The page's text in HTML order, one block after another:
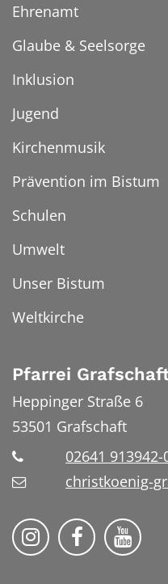
Ehrenamt
Glaube & Seelsorge
Inklusion
Jugend
Kirchenmusik
Prävention im Bistum
Schulen
Umwelt
Unser Bistum
Weltkirche
Pfarrei
Heppinger Straße 6
53501 Grafschaft
02641 913942-
christkoenig-